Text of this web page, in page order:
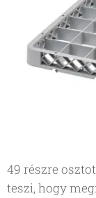
49 részre
teszi, hogy